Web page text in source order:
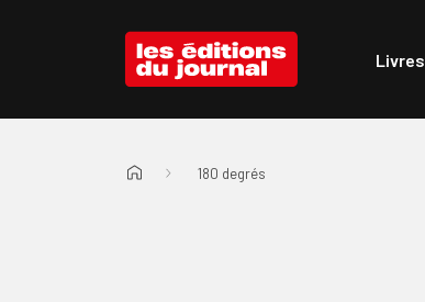
Les Éditions du Journal
Livres
180 degrés